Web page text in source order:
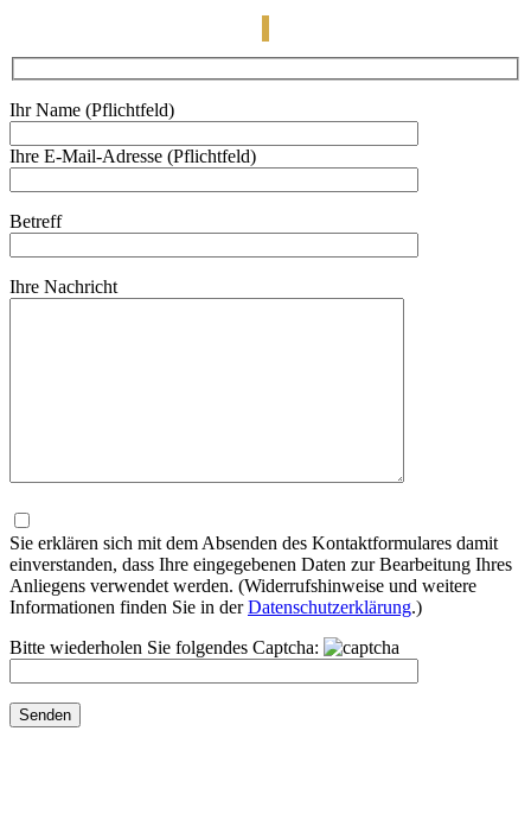
Ihr Name (Pflichtfeld)
Ihre E-Mail-Adresse (Pflichtfeld)
Betreff
Ihre Nachricht
lasse
dieses
Feld
leer.
Sie erklären sich mit dem Absenden des Kontaktformulares damit
einverstanden, dass Ihre eingegebenen Daten zur Bearbeitung Ihres
Anliegens verwendet werden. (Widerrufshinweise und weitere
Informationen finden Sie in derDatenschutzerklärung.)
Bitte wiederholen Sie folgendes Captcha: